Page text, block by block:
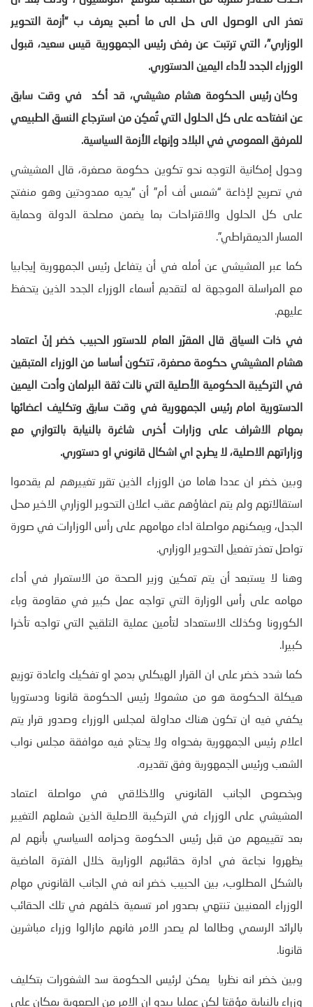
تعذر الى الوصول الى حل الى ما أصبح يعرف ب “أزمة التحوير
الوزاري”، التي ترتبت عن رفض رئيس الجمهورية قيس سعيد، قبول
الوزراء الجدد لأداء اليمين الدستوري.
وكان رئيس الحكومة هشام مشيشي، قد أكد في وقت سابق
عن انفتاحه على كل الحلول التي تُمكِن من استرجاع النسق الطبيعي
للمرفق العمومي في البلاد وإنهاء الأزمة السياسية.
وحول إمكانية التوجه نحو تكوين حكومة مصغرة، قال المشيشي
في تصريح لإذاعة “شمس أف أم” أن “يديه ممدودتين وهو منفتح
على كل الحلول والاقتراحات بما يضمن مصلحة الدولة وحماية
المسار الديمقراطي”.
كما عبر المشيشي عن أمله في أن يتفاعل رئيس الجمهورية إيجابيا
مع المراسلة الموجهة له لتقديم أسماء الوزراء الجدد الذين يتحفظ
عليهم.
في ذات السياق قال المقرّر العام للدستور الحبيب خضر إنّ اعتماد
هشام المشيشي حكومة مصغرة، تتكون أساسا من الوزراء المتبقين
في التركيبة الحكومية الأصلية التي نالت ثقة البرلمان وأدت اليمين
الدستورية امام رئيس الجمهورية في وقت سابق وتكليف اعضائها
بمهام الاشراف على وزارات أخرى شاغرة بالنيابة بالتوازي مع
وزاراتهم الاصلية، لا يطرح اي اشكال قانوني او دستوري.
وبين خضر ان عددا هاما من الوزراء الذين تقرر تغييرهم لم يقدموا
استقالاتهم ولم يتم اعفاؤهم عقب اعلان التحوير الوزاري الاخير محل
الجدل، ويمكنهم مواصلة اداء مهامهم على رأس الوزارات في صورة
تواصل تعذر تفعيل التحوير الوزاري.
وهنا لا يستبعد أن يتم تمكين وزير الصحة من الاستمرار في أداء
مهامه على رأس الوزارة التي تواجه عمل كبير في مقاومة وباء
الكورونا وكذلك الاستعداد لتأمين عملية التلقيح التي تواجه تأخرا
كبيرا.
كما شدد خضر على ان القرار الهيكلي بدمج او تفكيك واعادة توزيع
هيكلة الحكومة هو من مشمولا رئيس الحكومة قانونا ودستوريا
يكفي فيه ان تكون هناك مداولة لمجلس الوزراء وصدور قرار يتم
اعلام رئيس الجمهورية بفحواه ولا يحتاج فيه موافقة مجلس نواب
الشعب ورئيس الجمهورية وفق تقديره.
وبخصوص الجانب القانوني والاخلاقي في مواصلة اعتماد
المشيشي على الوزراء في التركيبة الاصلية الذين شملهم التغيير
بعد تقييمهم من قبل رئيس الحكومة وحزامه السياسي بأنهم لم
يظهروا نجاعة في ادارة حقائبهم الوزارية خلال الفترة الماضية
بالشكل المطلوب، بين الحبيب خضر انه في الجانب القانوني مهام
الوزراء المعنيين تنتهي بصدور امر تسمية خلفهم في تلك الحقائب
بالرائد الرسمي وطالما لم يصدر الامر فانهم مازالوا وزراء مباشرين
قانونا.
وبين خضر انه نظريا يمكن لرئيس الحكومة سد الشغورات بتكليف
وزراء بالنيابة مؤقتا لكن عمليا يبدو ان الامر من الصعوبة بمكان على